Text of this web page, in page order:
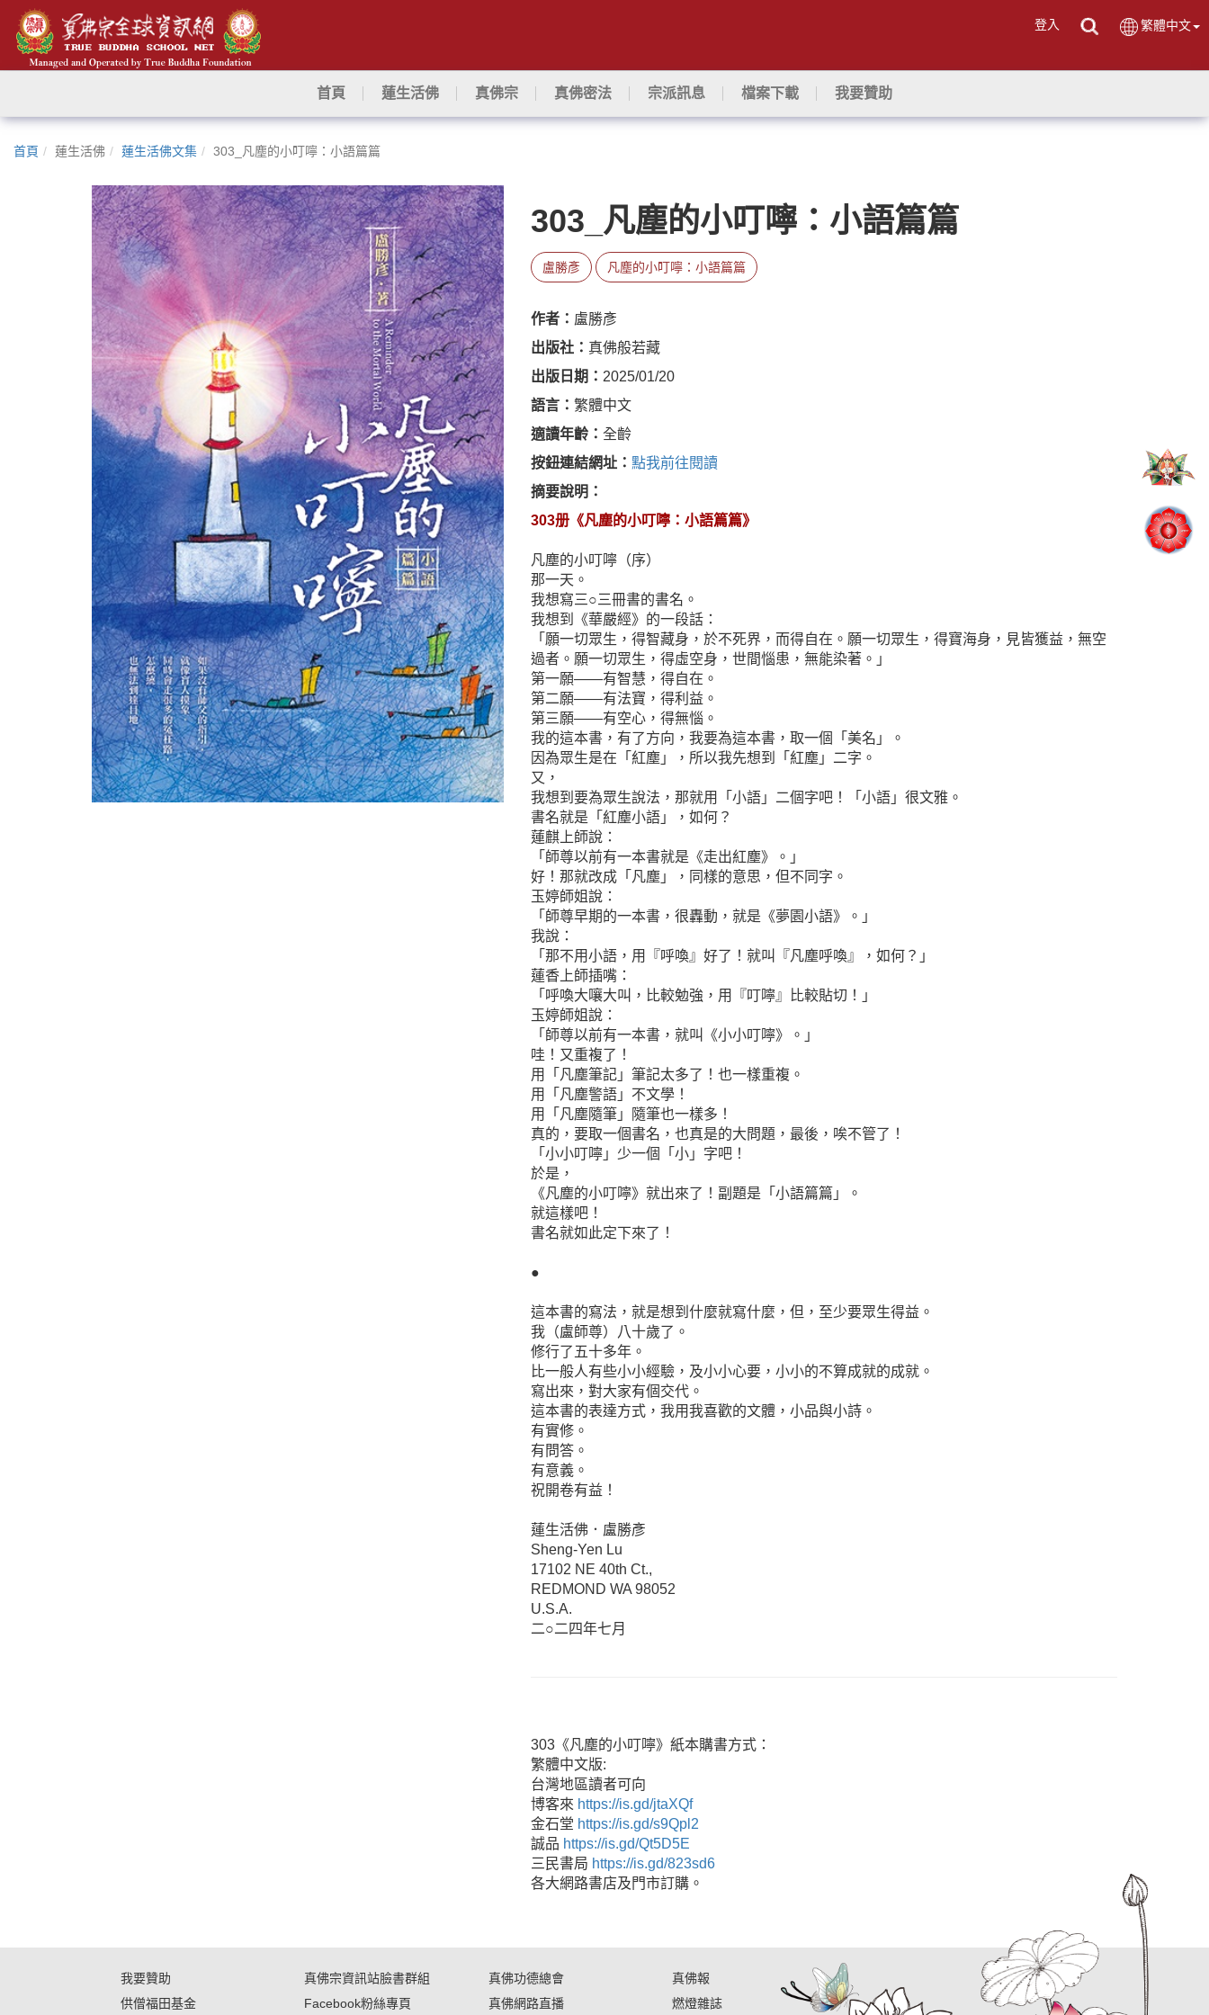
登入 繁體中文
首頁 蓮生活佛 真佛宗 真佛密法 宗派訊息 檔案下載 我要贊助
首頁 蓮生活佛 蓮生活佛文集 303_凡塵的小叮嚀：小語篇篇
303_凡塵的小叮嚀：小語篇篇
盧勝彥 凡塵的小叮嚀：小語篇篇
作者： 盧勝彥
出版社： 真佛般若藏
出版日期： 2025/01/20
語言： 繁體中文
適讀年齡： 全齡
按鈕連結網址： 點我前往閱讀
摘要說明：
303册《凡塵的小叮嚀：小語篇篇》
凡塵的小叮嚀（序）
那一天。
我想寫三○三冊書的書名。
我想到《華嚴經》的一段話：
「願一切眾生，得智藏身，於不死界，而得自在。願一切眾生，得寶海身，見皆獲益，無空
過者。願一切眾生，得虛空身，世間惱患，無能染著。」
第一願——有智慧，得自在。
第二願——有法寶，得利益。
第三願——有空心，得無惱。
我的這本書，有了方向，我要為這本書，取一個「美名」。
因為眾生是在「紅塵」，所以我先想到「紅塵」二字。
又，
我想到要為眾生說法，那就用「小語」二個字吧！「小語」很文雅。
書名就是「紅塵小語」，如何？
蓮麒上師說：
「師尊以前有一本書就是《走出紅塵》。」
好！那就改成「凡塵」，同樣的意思，但不同字。
玉婷師姐說：
「師尊早期的一本書，很轟動，就是《夢園小語》。」
我說：
「那不用小語，用『呼喚』好了！就叫『凡塵呼喚』，如何？」
蓮香上師插嘴：
「呼喚大嚷大叫，比較勉強，用『叮嚀』比較貼切！」
玉婷師姐說：
「師尊以前有一本書，就叫《小小叮嚀》。」
哇！又重複了！
用「凡塵筆記」筆記太多了！也一樣重複。
用「凡塵警語」不文學！
用「凡塵隨筆」隨筆也一樣多！
真的，要取一個書名，也真是的大問題，最後，唉不管了！
「小小叮嚀」少一個「小」字吧！
於是，
《凡塵的小叮嚀》就出來了！副題是「小語篇篇」。
就這樣吧！
書名就如此定下來了！
●
這本書的寫法，就是想到什麼就寫什麼，但，至少要眾生得益。
我（盧師尊）八十歲了。
修行了五十多年。
比一般人有些小小經驗，及小小心要，小小的不算成就的成就。
寫出來，對大家有個交代。
這本書的表達方式，我用我喜歡的文體，小品與小詩。
有實修。
有問答。
有意義。
祝開卷有益！
蓮生活佛．盧勝彥
Sheng-Yen Lu
17102 NE 40th Ct.,
REDMOND WA 98052
U.S.A.
二○二四年七月
303《凡塵的小叮嚀》紙本購書方式：
繁體中文版:
台灣地區讀者可向
博客來 https://is.gd/jtaXQf
金石堂 https://is.gd/s9Qpl2
誠品 https://is.gd/Qt5D5E
三民書局 https://is.gd/823sd6
各大網路書店及門市訂購。
我要贊助
供僧福田基金
真佛宗資訊站臉書群組
Facebook粉絲專頁
真佛功德總會
真佛網路直播
真佛報
燃燈雜誌